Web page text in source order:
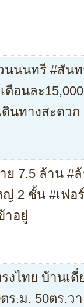
นนนทรี #สัน
ดือนละ
ดินทางสะดวก
ย 7.5 ล้าน
ญ่ 2 ชั้น #เฟอ
าอยู่
งไทย บ้านเ
ร.ม. 50ตร.